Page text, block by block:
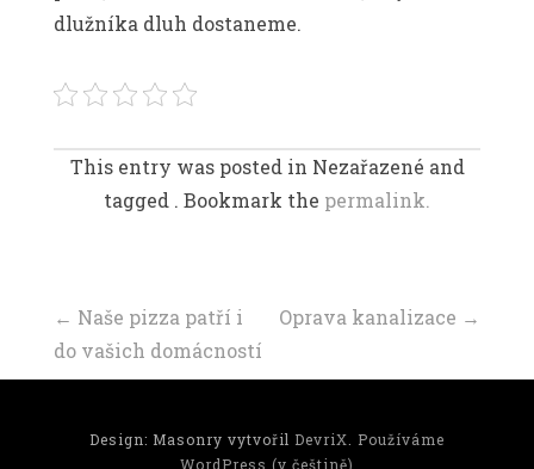
dlužníka dluh dostaneme.
This entry was posted in Nezařazené and
tagged . Bookmark the permalink.
Navigace
příspěvku
← Naše pizza patří i
do vašich domácností
Oprava kanalizace →
Design: Masonry vytvořil DevriX
Používáme
WordPress (v češtině)